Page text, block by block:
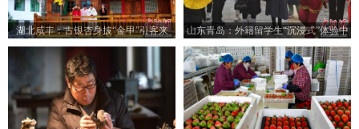
湖北咸丰：古银杏身披“金甲”引客来
山东青岛：外籍留学生“沉浸式”体验中
国乡村之美